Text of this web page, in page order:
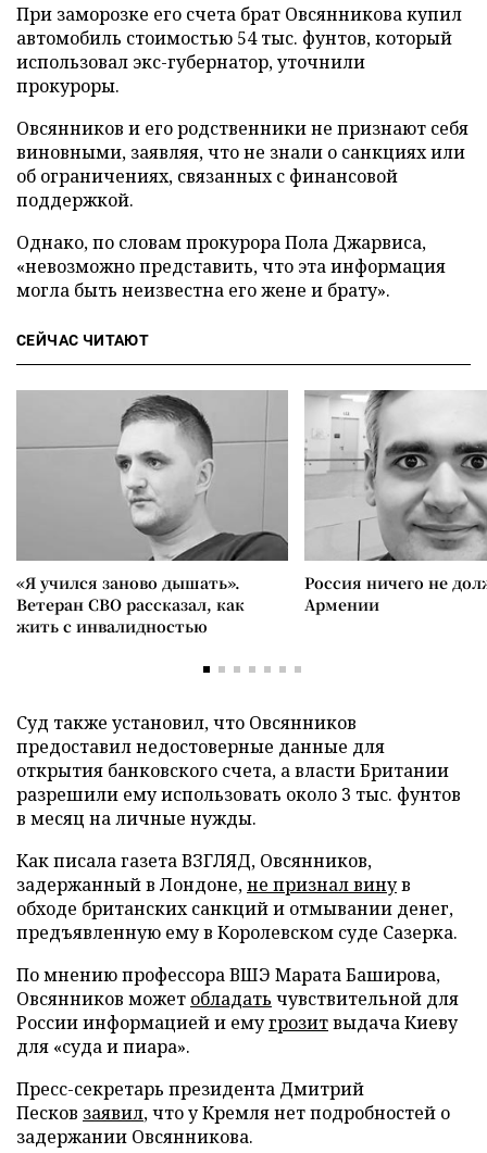
При заморозке его счета брат Овсянникова купил
автомобиль стоимостью 54 тыс. фунтов, который
использовал экс-губернатор, уточнили
прокуроры.
Овсянников и его родственники не признают себя
виновными, заявляя, что не знали о санкциях или
об ограничениях, связанных с финансовой
поддержкой.
Однако, по словам прокурора Пола Джарвиса,
«невозможно представить, что эта информация
могла быть неизвестна его жене и брату».
СЕЙЧАС ЧИТАЮТ
«Я учился заново дышать».
Ветеран СВО рассказал, как
жить с инвалидностью
Россия ничего не
Армении
Суд также установил, что Овсянников
предоставил недостоверные данные для
открытия банковского счета, а власти Британии
разрешили ему использовать около 3 тыс. фунтов
в месяц на личные нужды.
Как писала газета ВЗГЛЯД, Овсянников,
задержанный в Лондоне,не признал винув
обходе британских санкций и отмывании денег,
предъявленную ему в Королевском суде Сазерка.
По мнению профессора ВШЭ Марата Баширова,
Овсянников может обладать чувствительной для
России информацией и емугрозитвыдача Киеву
для «суда и пиара».
Пресс-секретарь президента Дмитрий
Песков заявил, что у Кремля нет подробностей о
задержании Овсянникова.